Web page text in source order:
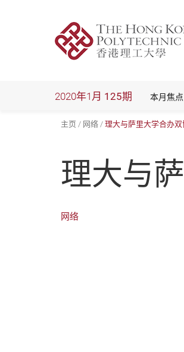
2020年1月 125期 本月焦点
主页 网络 理大与萨里大学合办
理大与
网络